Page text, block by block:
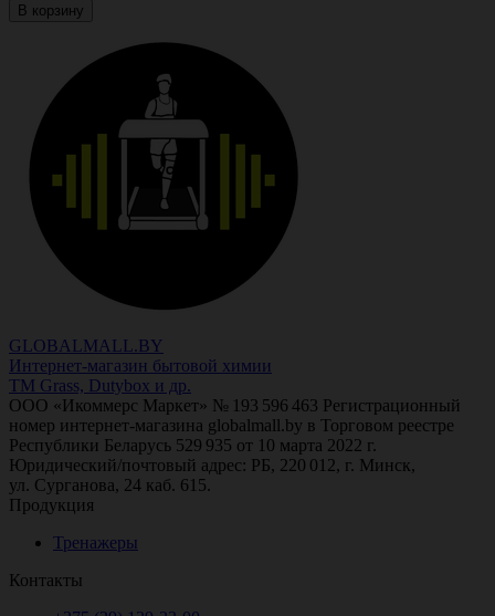
В корзину
GLOBALMALL.BY
Интернет-магазин бытовой химии
ТМ Grass, Dutybox и др.
ООО «Икоммерс Маркет» № 193 596 463 Регистрационный
номер интернет-магазина globalmall.by в Торговом реестре
Республики Беларусь 529 935 от 10 марта 2022 г.
Юридический/почтовый адрес: РБ, 220 012, г. Минск,
ул. Сурганова, 24 каб. 615.
Продукция
Тренажеры
Контакты